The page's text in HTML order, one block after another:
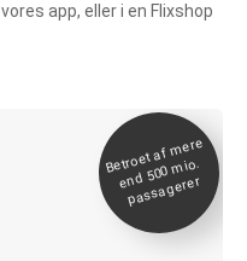
vores app, eller i en Flixshop
Betroet af
mere
end 500
mio.
passagerer